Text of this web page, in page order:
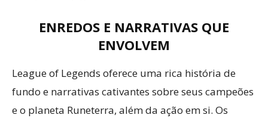
ENREDOS E NARRATIVAS QUE
ENVOLVEM
League of Legends oferece uma rica história de
fundo e narrativas cativantes sobre seus campeões
e o planeta Runeterra, além da ação em si. Os